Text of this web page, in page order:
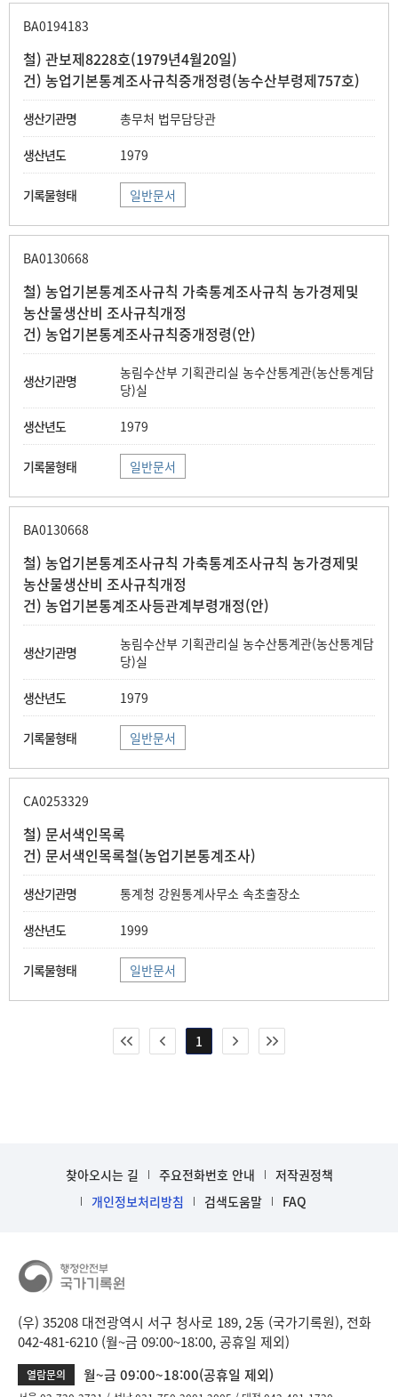
BA0194183
철) 관보제8228호(1979년4월20일)
건) 농업기본통계조사규칙중개정령(농수산부령제757호)
총무처 법무담당관
1979
일반문서
BA0130668
철) 농업기본통계조사규칙 가축통계조사규칙 농가경제및
농산물생산비 조사규칙개정
건) 농업기본통계조사규칙중개정령(안)
농림수산부 기획관리실 농수산통계관(농산통계담
당)실
1979
일반문서
BA0130668
철) 농업기본통계조사규칙 가축통계조사규칙 농가경제및
농산물생산비 조사규칙개정
건) 농업기본통계조사등관계부령개정(안)
농림수산부 기획관리실 농수산통계관(농산통계담
당)실
1979
일반문서
CA0253329
철) 문서색인목록
건) 문서색인목록철(농업기본통계조사)
통계청 강원통계사무소 속초출장소
1999
일반문서
1
찾아오시는 길 주요전화번호 안내
저작권정책
개인정보처리방침
검색도움말 FAQ
(우) 35208 대전광역시 서구 청사로 189, 2동 (국가기록원), 전화
042-481-6210 (월~금 09:00~18:00, 공휴일 제외)
열람문의 월~금 09:00~18:00(공휴일 제외)